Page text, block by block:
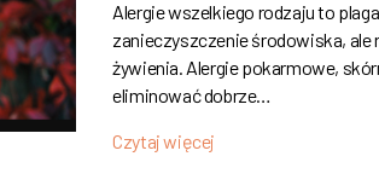
Alergie wszelkiego rodzaju to
zanieczyszczenie środowiska,
żywienia. Alergie pokarmowe,
eliminować dobrze…
Czytaj więcej